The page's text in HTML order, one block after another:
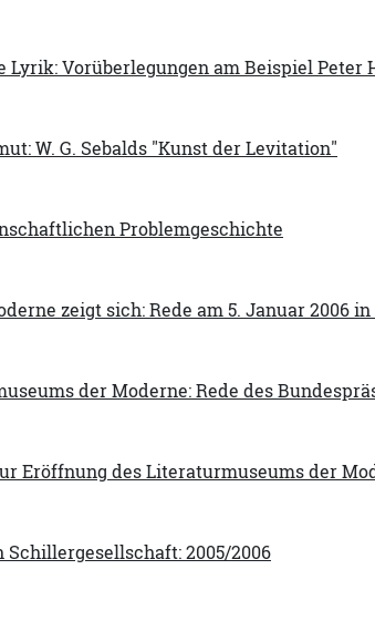
Vorüberlegungen am Beispiel Peter
W. G. Sebalds "Kunst der Levitation"
Problemgeschichte
zeigt sich: Rede am 5. Januar 2006 in
der Moderne: Rede des
Eröffnung des Literaturmuseums der
2005/2006